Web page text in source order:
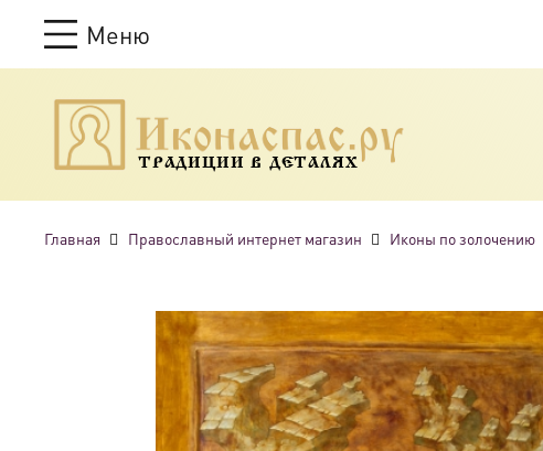
Меню
ТРАДИЦИИ В ДЕТАЛЯХ
Главная Православный интернет магазин Иконы по золочению